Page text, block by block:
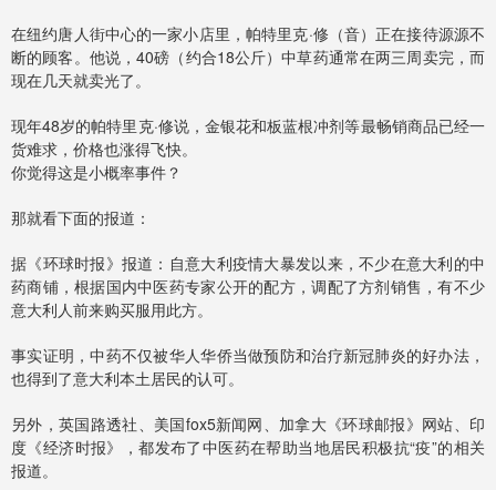
在纽约唐人街中心的一家小店里，帕特里克·修（音）正在接待源源不
断的顾客。他说，40磅（约合18公斤）中草药通常在两三周卖完，而
现在几天就卖光了。
现年48岁的帕特里克·修说，金银花和板蓝根冲剂等最畅销商品已经一
货难求，价格也涨得飞快。
你觉得这是小概率事件？
那就看下面的报道：
据《环球时报》报道：自意大利疫情大暴发以来，不少在意大利的中
药商铺，根据国内中医药专家公开的配方，调配了方剂销售，有不少
意大利人前来购买服用此方。
事实证明，中药不仅被华人华侨当做预防和治疗新冠肺炎的好办法，
也得到了意大利本土居民的认可。
另外，英国路透社、美国fox5新闻网、加拿大《环球邮报》网站、印
度《经济时报》，都发布了中医药在帮助当地居民积极抗“疫”的相关
报道。